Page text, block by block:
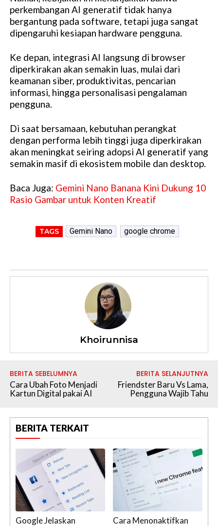
perkembangan AI generatif tidak hanya
bergantung pada software, tetapi juga sangat
dipengaruhi kesiapan hardware pengguna.
Ke depan, integrasi AI langsung di browser
diperkirakan akan semakin luas, mulai dari
keamanan siber, produktivitas, pencarian
informasi, hingga personalisasi pengalaman
pengguna.
Di saat bersamaan, kebutuhan perangkat
dengan performa lebih tinggi juga diperkirakan
akan meningkat seiring adopsi AI generatif yang
semakin masif di ekosistem mobile dan desktop.
Baca Juga: Gemini Nano Banana Kini Dukung 10
Rasio Gambar untuk Konten Kreatif
TAGS Gemini Nano google chrome
Khoirunnisa
BERITA SEBELUMNYA
Cara Ubah Foto Menjadi
Kartun Digital pakai AI
BERITA SELANJUTNYA
Friendster Baru Vs Lama,
Pengguna Wajib Tahu
BERITA TERKAIT
Google Jelaskan
Cara Menonaktifkan